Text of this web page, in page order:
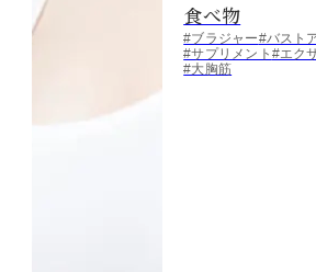
食べ物
#ブラジャー#バスト
#サプリメント #エク
#大胸筋